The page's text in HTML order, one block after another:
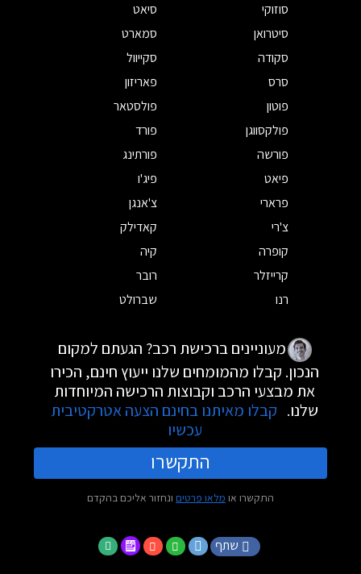
סוזוקי
סיאט
סיטרואן
סמארט
סקודה
סקייוול
סרס
פאריזון
פוטון
פולסטאר
פולקסווגן
פורד
פורשה
פורתינג
פיאט
פיג'ו
פרארי
צ'אנגן
צ'רי
קאדילק
קופרה
קיה
קרייזלר
רובר
רנו
שברולט
מעוניינים ברכישת רכב? הגעתם למקום
הנכון. קבלו מהמומחים שלנו ייעוץ חינם, הכירו
את מבצעי הרכב וקבוצות הרכישה המיוחדות
שלנו. קבלו מאיתנו בחינם הצעה אטרקטיבית
עכשיו
התקשרו
התקשרו או מלאו פרטים ונחזור אליכם בהקדם
שתף